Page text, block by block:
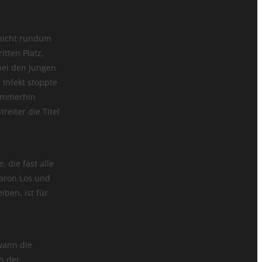
rundum
Platz,
den Jungen
Infekt stoppte
die Titel
die fast alle
Los und
ist für
die
der